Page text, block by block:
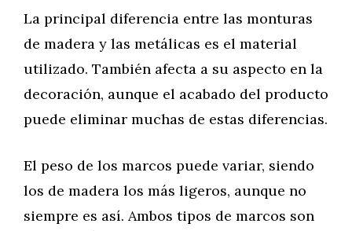
La principal diferencia entre las monturas
de madera y las metálicas es el material
utilizado. También afecta a su aspecto en la
decoración, aunque el acabado del producto
puede eliminar muchas de estas diferencias.
El peso de los marcos puede variar, siendo
los de madera los más ligeros, aunque no
siempre es así. Ambos tipos de marcos son